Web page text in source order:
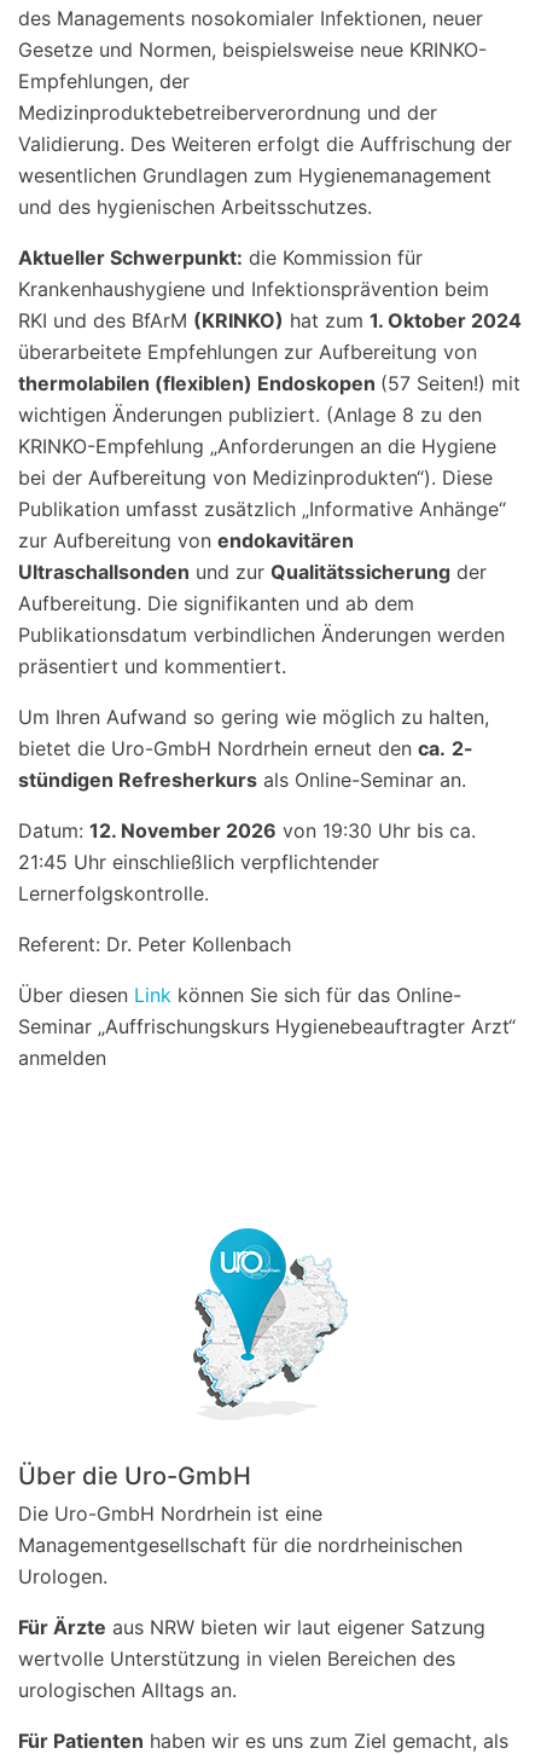
des Managements nosokomialer Infektionen, neuer
Gesetze und Normen, beispielsweise neue KRINKO-
Empfehlungen, der
Medizinproduktebetreiberverordnung und der
Validierung. Des Weiteren erfolgt die Auffrischung der
wesentlichen Grundlagen zum Hygienemanagement
und des hygienischen Arbeitsschutzes.
Aktueller Schwerpunkt: die Kommission für
Krankenhaushygiene und Infektionsprävention beim
RKI und des BfArM (KRINKO) hat zum 1. Oktober 2024
überarbeitete Empfehlungen zur Aufbereitung von
thermolabilen (flexiblen) Endoskopen (57 Seiten!) mit
wichtigen Änderungen publiziert. (Anlage 8 zu den
KRINKO-Empfehlung „Anforderungen an die Hygiene
bei der Aufbereitung von Medizinprodukten“). Diese
Publikation umfasst zusätzlich „Informative Anhänge“
zur Aufbereitung von endokavitären
Ultraschallsonden und zur Qualitätssicherung der
Aufbereitung. Die signifikanten und ab dem
Publikationsdatum verbindlichen Änderungen werden
präsentiert und kommentiert.
Um Ihren Aufwand so gering wie möglich zu halten,
bietet die Uro-GmbH Nordrhein erneut den ca. 2-
stündigen Refresherkurs als Online-Seminar an.
Datum: 12. November 2026 von 19:30 Uhr bis ca.
21:45 Uhr einschließlich verpflichtender
Lernerfolgskontrolle.
Referent: Dr. Peter Kollenbach
Über diesen Link können Sie sich für das Online-
Seminar „Auffrischungskurs Hygienebeauftragter Arzt“
anmelden
Über die Uro-GmbH
Die Uro-GmbH Nordrhein ist eine
Managementgesellschaft für die nordrheinischen
Urologen.
Für Ärzte aus NRW bieten wir laut eigener Satzung
wertvolle Unterstützung in vielen Bereichen des
urologischen Alltags an.
Für Patienten haben wir es uns zum Ziel gemacht, als